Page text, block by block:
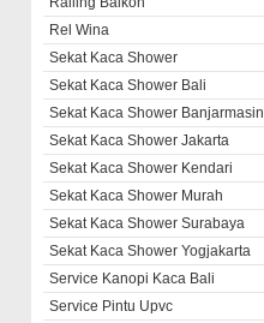
Rel Wina
Sekat Kaca Shower
Sekat Kaca Shower Bali
Sekat Kaca Shower Banjarmasin
Sekat Kaca Shower Jakarta
Sekat Kaca Shower Kendari
Sekat Kaca Shower Murah
Sekat Kaca Shower Surabaya
Sekat Kaca Shower Yogjakarta
Service Kanopi Kaca Bali
Service Pintu Upvc